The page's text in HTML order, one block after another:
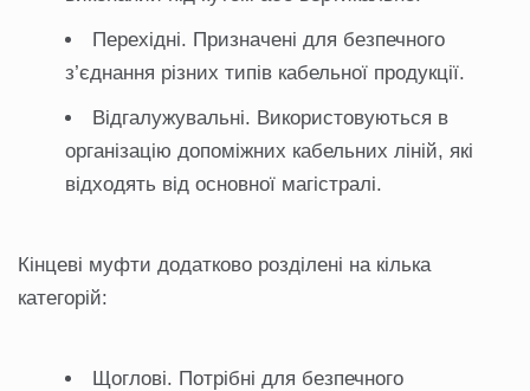
Перехідні. Призначені для безпечного
з’єднання різних типів кабельної продукції.
Відгалужувальні. Використовуються в
організацію допоміжних кабельних ліній, які
відходять від основної магістралі.
Кінцеві муфти додатково розділені на кілька
категорій:
Щоглові. Потрібні для безпечного